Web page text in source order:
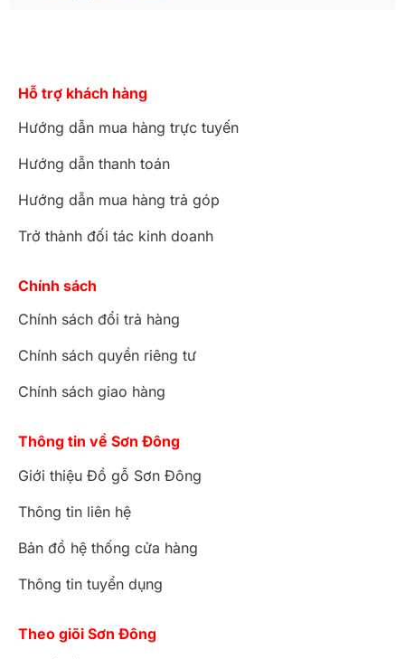
Hỗ trợ khách hàng
Hướng dẫn mua hàng trực tuyến
Hướng dẫn thanh toán
Hướng dẫn mua hàng trả góp
Trở thành đối tác kinh doanh
Chính sách
Chính sách đổi trả hàng
Chính sách quyền riêng tư
Chính sách giao hàng
Thông tin về Sơn Đông
Giới thiệu Đồ gỗ Sơn Đông
Thông tin liên hệ
Bản đồ hệ thống cửa hàng
Thông tin tuyển dụng
Theo giõi Sơn Đông